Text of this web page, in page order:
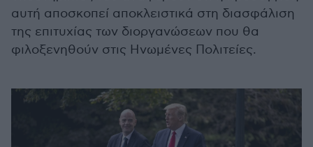
αυτή αποσκοπεί αποκλειστικά στη διασφάλιση
της επιτυχίας των διοργανώσεων που θα
φιλοξενηθούν στις Ηνωμένες Πολιτείες.